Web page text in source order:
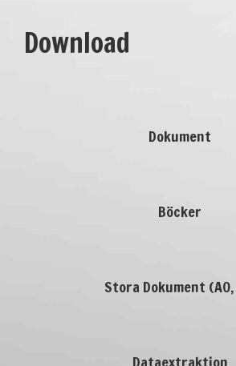
Download
Dokument
Böcker
Stora Dokument (A0,
Dataextraktion